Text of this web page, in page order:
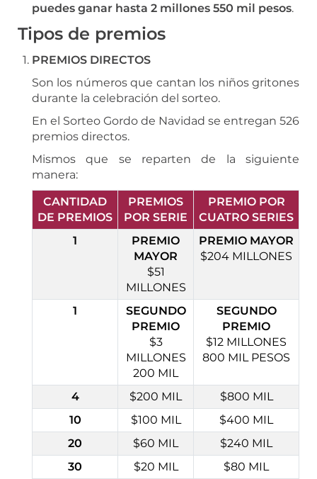
puedes ganar hasta 2 millones 550 mil pesos.
Tipos de premios
PREMIOS DIRECTOS
Son los números que cantan los niños gritones
durante la celebración del sorteo.
En el Sorteo Gordo de Navidad se entregan 526
premios directos.
Mismos que se reparten de la siguiente
manera:
CANTIDAD
DE PREMIOS
PREMIOS
POR SERIE
PREMIO POR
CUATRO SERIES
1
PREMIO
MAYOR
$51
MILLONES
PREMIO MAYOR
$204 MILLONES
1
SEGUNDO
PREMIO
$3
MILLONES
200 MIL
SEGUNDO
PREMIO
$12 MILLONES
800 MIL PESOS
4 $200 MIL
$800 MIL
10
$100 MIL
$400 MIL
20
$60 MIL
$240 MIL
30
$20 MIL
$80 MIL